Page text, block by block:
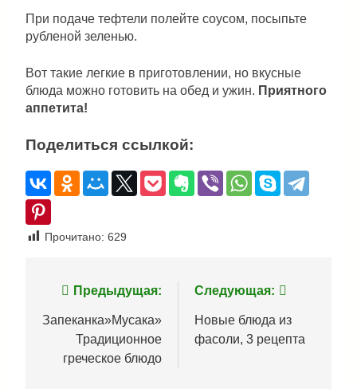
При подаче тефтели полейте соусом, посыпьте
рубленой зеленью.
Вот такие легкие в приготовлении, но вкусные
блюда можно готовить на обед и ужин. Приятного
аппетита!
Поделиться ссылкой:
Прочитано: 629
Навигация
по
записям
Предыдущая:
Запеканка»Мусака»
Традиционное
греческое блюдо
Следующая:
Новые блюда из
фасоли, 3 рецепта